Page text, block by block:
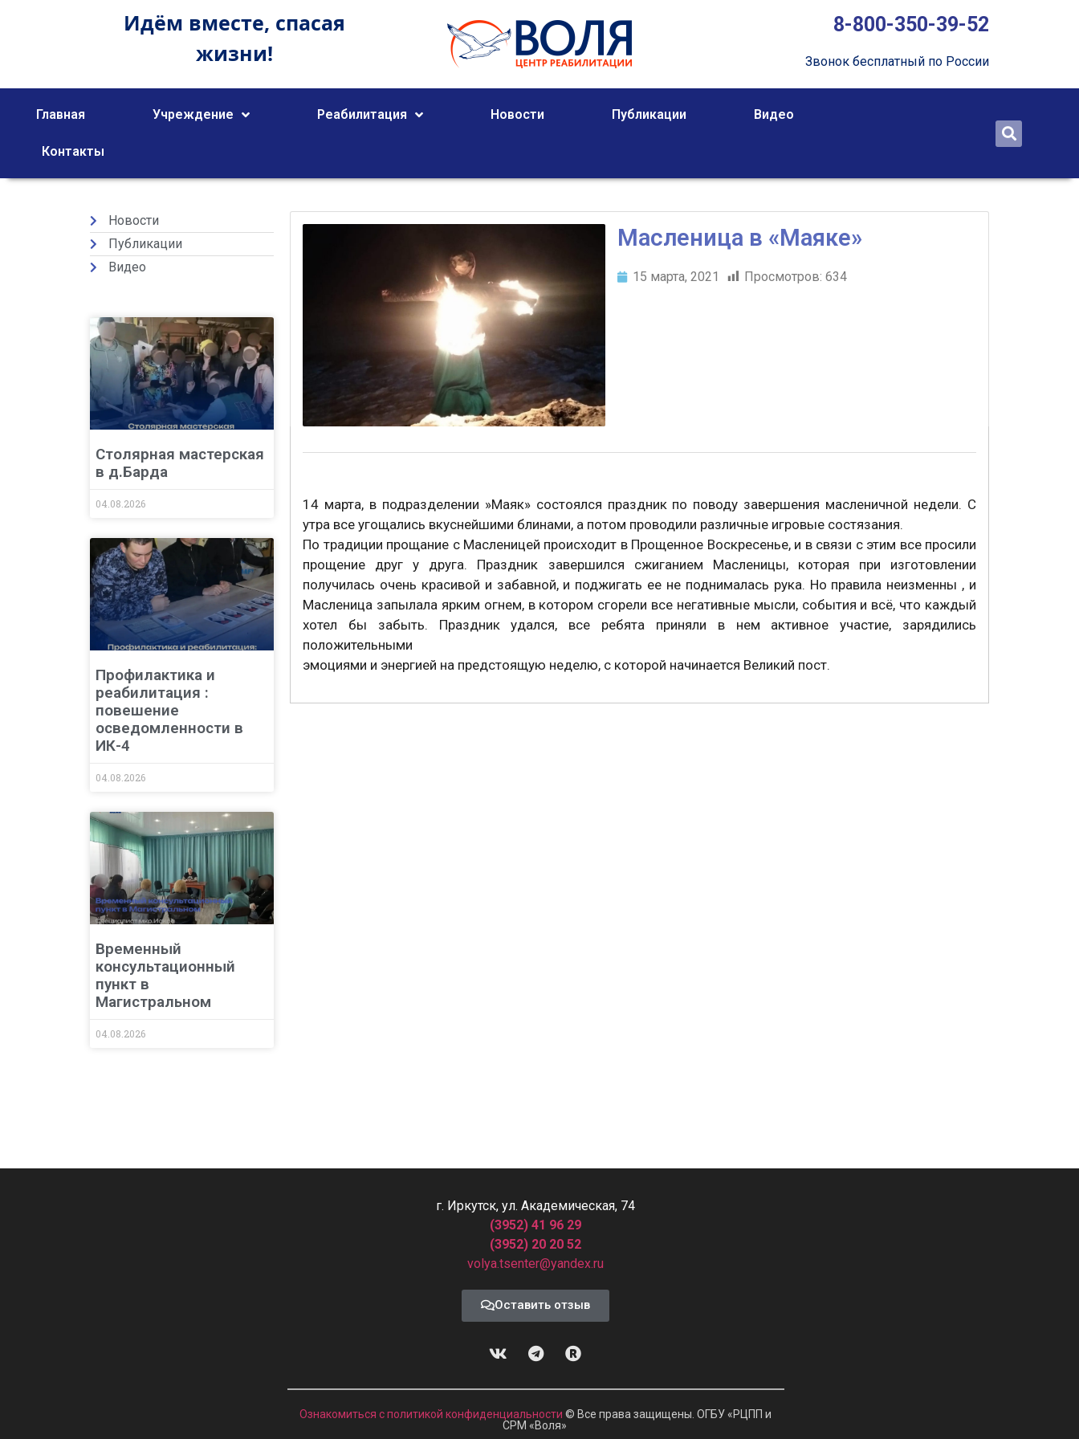
Идём вместе, спасая
жизни!
8-800-350-39-52
Звонок бесплатный по России
Главная Учреждение Реабилитация Новости Публикации Видео
Контакты
Новости
Публикации
Видео
Столярная мастерская
в д.Барда
04.08.2026
Профилактика и
реабилитация :
повешение
осведомленности в
ИК-4
04.08.2026
Временный
консультационный
пункт в
Магистральном
04.08.2026
Масленица в «Маяке»
15 марта, 2021 Просмотров: 634
14 марта, в подразделении »Маяк» состоялся праздник по поводу завершения масленичной недели. С
утра все угощались вкуснейшими блинами, а потом проводили различные игровые состязания.
По традиции прощание с Масленицей происходит в Прощенное Воскресенье, и в связи с этим все просили
прощение друг у друга. Праздник завершился сжиганием Масленицы, которая при изготовлении
получилась очень красивой и забавной, и поджигать ее не поднималась рука. Но правила неизменны , и
Масленица запылала ярким огнем, в котором сгорели все негативные мысли, события и всё, что каждый
хотел бы забыть. Праздник удался, все ребята приняли в нем активное участие, зарядились
положительными
эмоциями и энергией на предстоящую неделю, с которой начинается Великий пост.
г. Иркутск, ул. Академическая, 74
(3952) 41 96 29
(3952) 20 20 52
volya.tsenter@yandex.ru
Оставить отзыв
Ознакомиться с политикой конфиденциальности© Все права защищены. ОГБУ «РЦПП и
СРМ «Воля»